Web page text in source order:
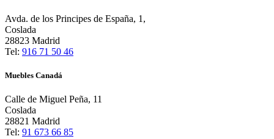
Avda. de los Principes de España, 1,
Coslada
28823 Madrid
Tel: 916 71 50 46
Muebles Canadá
Calle de Miguel Peña, 11
Coslada
28821 Madrid
Tel: 91 673 66 85